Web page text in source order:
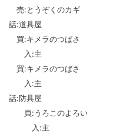
売:とうぞくのカギ
話:道具屋
買:キメラのつばさ
入:主
買:キメラのつばさ
入:主
話:防具屋
買:うろこのよろい
入:主